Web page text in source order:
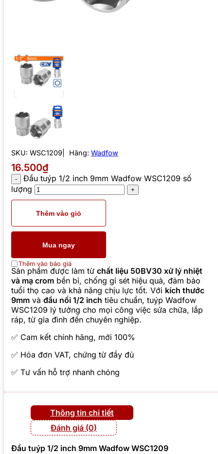
SKU: WSC1209 Hãng: Wadfow
16.500₫
Đầu tuýp 1/2 inch 9mm Wadfow WSC1209 số
lượng
Thêm vào giỏ
Mua ngay
Thêm vào báo giá
Sản phẩm được làm từ chất liệu 50BV30 xử lý nhiệt
và mạ crom bền bỉ, chống gỉ sét hiệu quả, đảm bảo
tuổi thọ cao và khả năng chịu lực tốt. Với kích thước
9mm và đầu nối 1/2 inch tiêu chuẩn, tuýp Wadfow
WSC1209 lý tưởng cho mọi công việc sửa chữa, lắp
ráp, từ gia đình đến chuyên nghiệp.
✅ Cam kết chính hãng, mới 100%
✅ Hóa đơn VAT, chứng từ đầy đủ
✅ Tư vấn hỗ trợ nhanh chóng
Thông tin chi tiết
Đánh giá (0)
Đầu tuýp 1/2 inch 9mm Wadfow WSC1209